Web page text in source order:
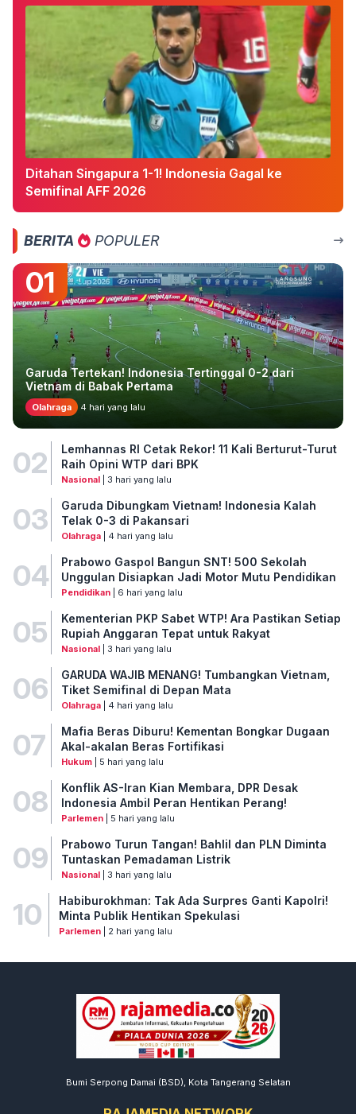
Ditahan Singapura 1-1! Indonesia Gagal ke
Semifinal AFF 2026
BERITA POPULER
01
Garuda Tertekan! Indonesia Tertinggal 0-2 dari
Vietnam di Babak Pertama
Olahraga 4 hari yang lalu
02
Lemhannas RI Cetak Rekor! 11 Kali Berturut-Turut
Raih Opini WTP dari BPK
Nasional| 3 hari yang lalu
03
Garuda Dibungkam Vietnam! Indonesia Kalah
Telak 0-3 di Pakansari
Olahraga| 4 hari yang lalu
04
Prabowo Gaspol Bangun SNT! 500 Sekolah
Unggulan Disiapkan Jadi Motor Mutu Pendidikan
Pendidikan| 6 hari yang lalu
05
Kementerian PKP Sabet WTP! Ara Pastikan Setiap
Rupiah Anggaran Tepat untuk Rakyat
Nasional| 3 hari yang lalu
06
GARUDA WAJIB MENANG! Tumbangkan Vietnam,
Tiket Semifinal di Depan Mata
Olahraga| 4 hari yang lalu
07
Mafia Beras Diburu! Kementan Bongkar Dugaan
Akal-akalan Beras Fortifikasi
Hukum| 5 hari yang lalu
08
Konflik AS-Iran Kian Membara, DPR Desak
Indonesia Ambil Peran Hentikan Perang!
Parlemen| 5 hari yang lalu
09
Prabowo Turun Tangan! Bahlil dan PLN Diminta
Tuntaskan Pemadaman Listrik
Nasional| 3 hari yang lalu
10
Habiburokhman: Tak Ada Surpres Ganti Kapolri!
Minta Publik Hentikan Spekulasi
Parlemen| 2 hari yang lalu
Bumi Serpong Damai (BSD), Kota Tangerang Selatan